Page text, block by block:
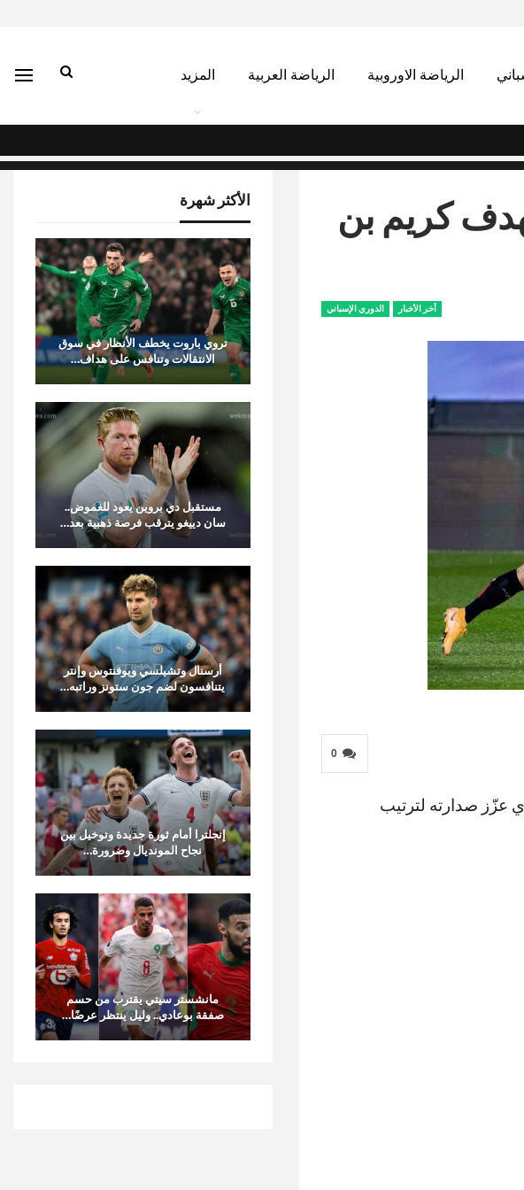
الرياضة الاوروبية الرياضة العربية المزيد
كريم بن
أخر الأخبار الدوري الإسباني
0
عزّز صدارته لترتيب
الأكثر شهرة
تروي باروت يخطف الأنظار في سوق
الانتقالات وتنافس على هداف…
مستقبل دي بروين يعود للغموض..
سان دييغو يترقب فرصة ذهبية بعد…
أرسنال وتشيلسي ويوفنتوس وإنتر
يتنافسون لضم جون ستونز وراتبه…
إنجلترا أمام ثورة جديدة وتوخيل بين
نجاح المونديال وضرورة…
مانشستر سيتي يقترب من حسم
صفقة بوعادي.. وليل ينتظر عرضًا…